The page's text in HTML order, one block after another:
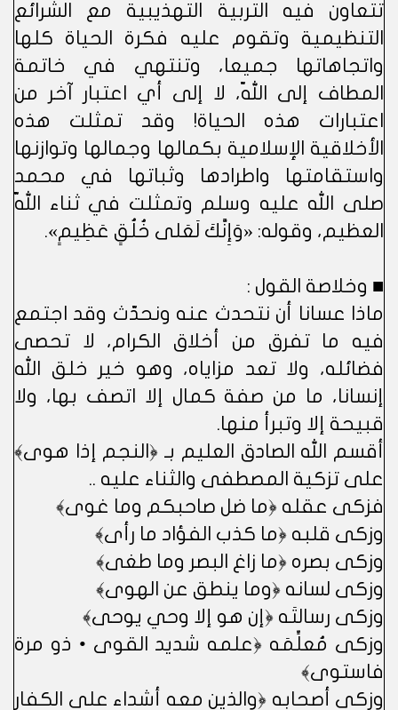
تتعاون فيه التربية التهذيبية مع الشرائع
التنظيمية وتقوم عليه فكرة الحياة كلها
واتجاهاتها جميعا، وتنتهي في خاتمة
المطاف إلى اللّه، لا إلى أي اعتبار آخر من
اعتبارات هذه الحياة! وقد تمثلت هذه
الأخلاقية الإسلامية بكمالها وجمالها وتوازنها
واستقامتها واطرادها وثباتها في محمد
صلى الله عليه وسلم وتمثلت في ثناء اللّه
العظيم، وقوله: «وَإِنَّكَ لَعَلى خُلُقٍ عَظِيمٍ».
■ وخلاصة القول :
ماذا عسانا أن نتحدث عنه ونحدّث وقد اجتمع
فيه ما تفرق من أخلاق الكرام، لا تحصى
فضائله، ولا تعد مزاياه، وهو خير خلق الله
إنسانا، ما من صفة كمال إلا اتصف بها، ولا
قبيحة إلا وتبرأ منها.
أقسم الله الصادق العليم بـ ﴿النجم إذا هوى﴾
على تزكية المصطفى والثناء عليه ..
فزكى عقله ﴿ما ضل صاحبكم وما غوى﴾
وزكى قلبه ﴿ما كذب الفؤاد ما رأى﴾
وزكى بصره ﴿ما زاغ البصر وما طغى﴾
وزكى لسانه ﴿وما ينطق عن الهوى﴾
وزكى رسالتَه ﴿إن هو إلا وحي يوحى﴾
وزكى مُعلِّمَه ﴿علمه شديد القوى • ذو مرة
فاستوى﴾
وزكى أصحابه ﴿والذين معه أشداء على الكفار